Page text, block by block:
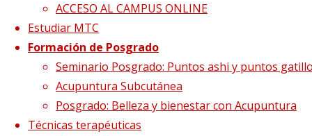
ACCESO AL CAMPUS ONLINE
Estudiar MTC
Formación de Posgrado
Seminario Posgrado: Puntos ashi y puntos
Acupuntura Subcutánea
Posgrado: Belleza y bienestar con Acupuntura
Técnicas terapéuticas
fortalecer el sistema inmunológico
5.Kongzui(6P)Chize(5P)